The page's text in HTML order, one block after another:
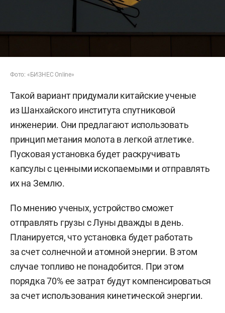
Фото: «БИЗНЕС Online»
Такой вариант придумали китайские ученые
из Шанхайского института спутниковой
инженерии. Они предлагают использовать
принцип метания молота в легкой атлетике.
Пусковая установка будет раскручивать
капсулы с ценными ископаемыми и отправлять
их на Землю.
По мнению ученых, устройство сможет
отправлять грузы с Луны дважды в день.
Планируется, что установка будет работать
за счет солнечной и атомной энергии. В этом
случае топливо не понадобится. При этом
порядка 70% ее затрат будут компенсироваться
за счет использования кинетической энергии.